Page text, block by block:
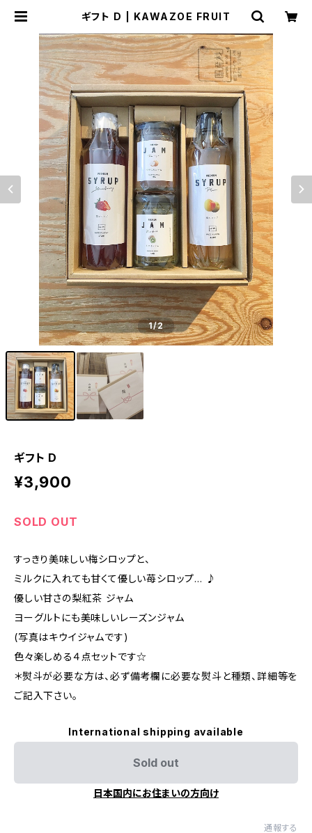
ギフト D | KAWAZOE FRUIT
1/2
ギフト D
¥3,900
SOLD OUT
すっきり美味しい梅シロップと、
ミルクに入れても甘くて優しい苺シロップ… ♪
優しい甘さの梨紅茶 ジャム
ヨーグルトにも美味しいレーズンジャム
(写真はキウイジャムです)
色々楽しめる４点セットです☆
＊熨斗が必要な方は、必ず備考欄に必要な熨斗と種類、詳細等を
ご記入下さい。
International shipping available
Sold out
日本国内にお住まいの方向け
通報する